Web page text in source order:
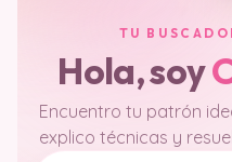
TU
Hola, soy
Encuentro tu patrón
explico técnicas y